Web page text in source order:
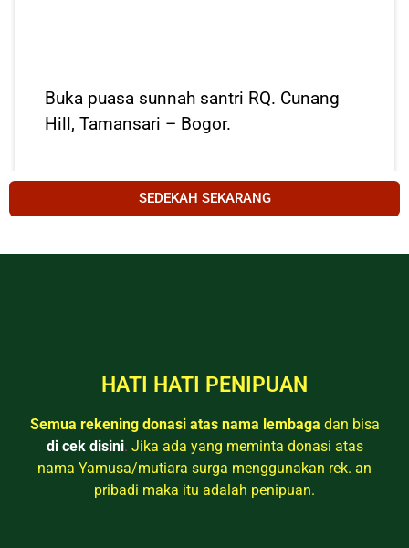
Buka puasa sunnah santri RQ. Cunang
Hill, Tamansari – Bogor.
SEDEKAH SEKARANG
HATI HATI PENIPUAN
Semua rekening donasi atas nama lembaga dan bisa
di cek disini. Jika ada yang meminta donasi atas
nama Yamusa/mutiara surga menggunakan rek. an
pribadi maka itu adalah penipuan.